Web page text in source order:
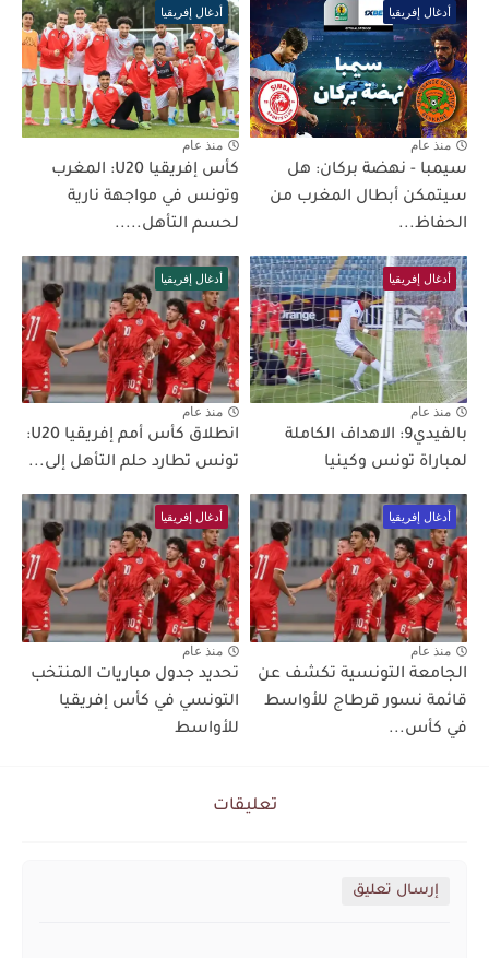
أدغال إفريقيا
منذ عام
سيمبا - نهضة بركان: هل
سيتمكن أبطال المغرب من
الحفاظ...
أدغال إفريقيا
منذ عام
كأس إفريقيا U20: المغرب
وتونس في مواجهة نارية
لحسم التأهل.....
أدغال إفريقيا
منذ عام
بالفيدي9: الاهداف الكاملة
لمباراة تونس وكينيا
أدغال إفريقيا
منذ عام
انطلاق كأس أمم إفريقيا U20:
تونس تطارد حلم التأهل إلى...
أدغال إفريقيا
منذ عام
الجامعة التونسية تكشف عن
قائمة نسور قرطاج للأواسط
في كأس...
أدغال إفريقيا
منذ عام
تحديد جدول مباريات المنتخب
التونسي في كأس إفريقيا
للأواسط
تعليقات
إرسال تعليق